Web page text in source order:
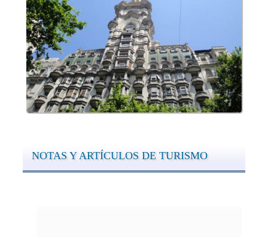
NOTAS Y ARTÍCULOS DE TURISMO